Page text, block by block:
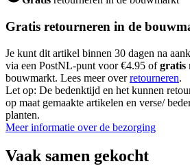
Gratis retourneren in de
Je kunt dit artikel binnen 30 dagen na
via een PostNL-punt voor €4.95 ofgratis
bouwmarkt. Lees meer overretourneren.
Let op: De bedenktijd en het kunnen
op maat gemaakte artikelen en verse/
planten.
Meer informatie over de bezorging
Vaak samen gekocht